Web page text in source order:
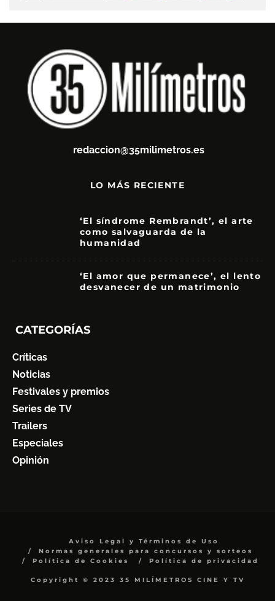
redaccion@35milimetros.es
LO MÁS RECIENTE
‘El síndrome Rembrandt’, el arte
como salvaguarda de la
humanidad
‘El amor que permanece’, el lento
desvanecer de un matrimonio
CATEGORÍAS
Críticas
Noticias
Festivales y premios
Series de TV
Trailers
Especiales
Opinión
Aviso Legal y Términos de Uso
Normas generales para concursos y sorteos
Política de Cookies
Política de privacidad
Copyright © 2023 35 MILÍMETROS CINE Y TV